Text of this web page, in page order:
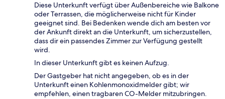
Diese Unterkunft verfügt über Außenbereiche wie Balkone
oder Terrassen, die möglicherweise nicht für Kinder
geeignet sind. Bei Bedenken wende dich am besten vor
der Ankunft direkt an die Unterkunft, um sicherzustellen,
dass dir ein passendes Zimmer zur Verfügung gestellt
wird.
In dieser Unterkunft gibt es keinen Aufzug.
Der Gastgeber hat nicht angegeben, ob es in der
Unterkunft einen Kohlenmonoxidmelder gibt; wir
empfehlen, einen tragbaren CO-Melder mitzubringen.